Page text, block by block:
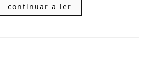
continuar a ler